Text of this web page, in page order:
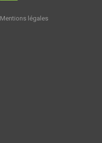
Mentions légales